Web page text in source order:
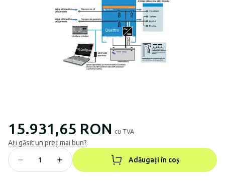
15.931,65 RON cu TVA
Ați găsit un preț mai bun?
Adăugați în coș